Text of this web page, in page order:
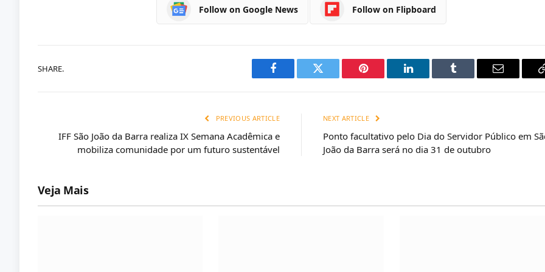
Follow on Google News Follow on Flipboard
SHARE.
Facebook Twitter Pinterest LinkedIn Tumblr Email
PREVIOUS ARTICLE
IFF São João da Barra realiza IX Semana Acadêmica e
mobiliza comunidade por um futuro sustentável
NEXT ARTICLE
Ponto facultativo pelo Dia do Servidor Público em
João da Barra será no dia 31 de outubro
Veja Mais